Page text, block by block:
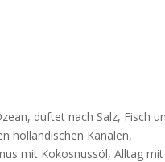
duftet nach Salz, Fisch
holländischen Kanälen,
mit Kokosnussöl, Alltag mit